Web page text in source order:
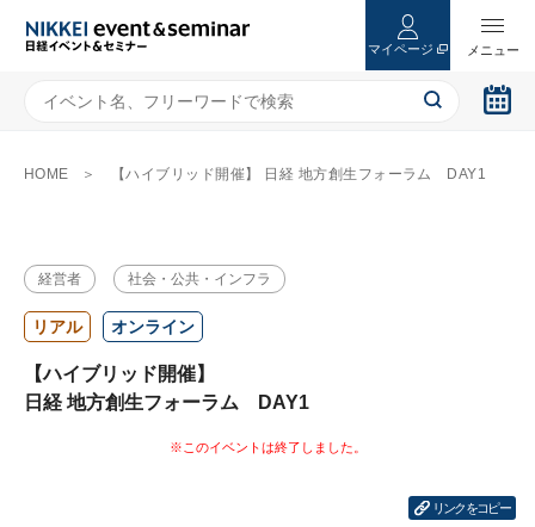
マイページ
HOME 【ハイブリッド開催】 日経 地方創生フォーラム DAY1
経営者 社会・公共・インフラ
リアル オンライン
【ハイブリッド開催】
日経 地方創生フォーラム DAY1
リンクをコピー